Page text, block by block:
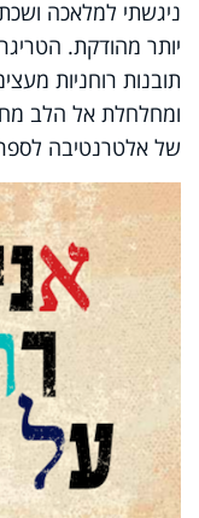
ניגשתי למלאכה
יותר מהודקת.
תובנות רוחניות
ומחלחלת אל הלב
של אלטרנטיבה